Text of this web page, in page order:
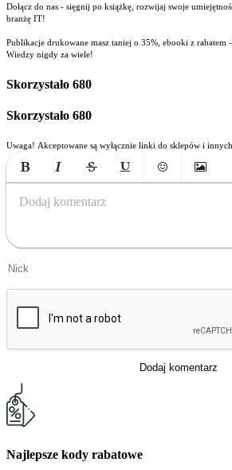
Dołącz do nas - sięgnij po książkę, rozwijaj swoje
branżę IT!
Publikacje drukowane masz taniej o 35%, ebooki z rabatem
Wiedzy nigdy za wiele!
Skorzystało 680
Skorzystało 680
Uwaga! Akceptowane są wyłącznie linki do sklepów i
Bold Italic Strikethrough
UnderlineEmoticons
Insert
Dodaj komentarz
Dodaj komentarz
Najlepsze kody rabatowe